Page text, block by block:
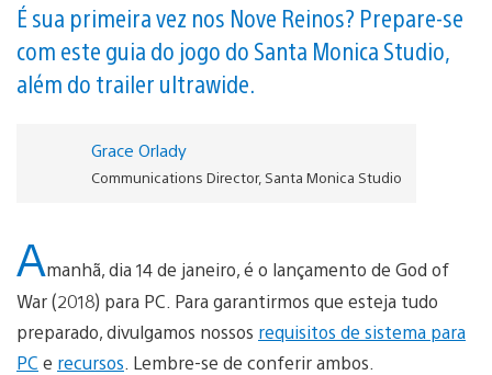
É sua primeira vez nos Nove Reinos? Prepare-se
com este guia do jogo do Santa Monica Studio,
além do trailer ultrawide.
Grace Orlady
Communications Director, Santa Monica Studio
Amanhã, dia 14 de janeiro, é o lançamento de God of
War (2018) para PC. Para garantirmos que esteja tudo
preparado, divulgamos nossos requisitos de sistema para
PC e recursos . Lembre-se de conferir ambos.